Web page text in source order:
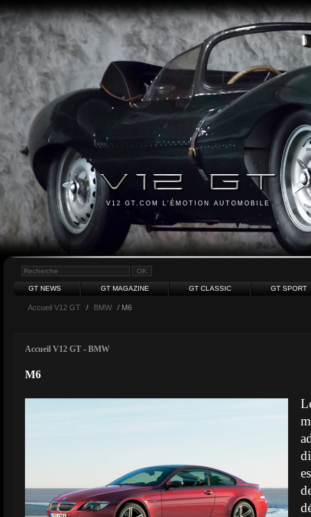
V12 GT.COM L'ÉMOTION AUTOMOBILE
GT NEWS GT MAGAZINE GT CLASSIC GT SPORT
Accueil V12 GT / BMW / M6
Accueil V12 GT - BMW
M6